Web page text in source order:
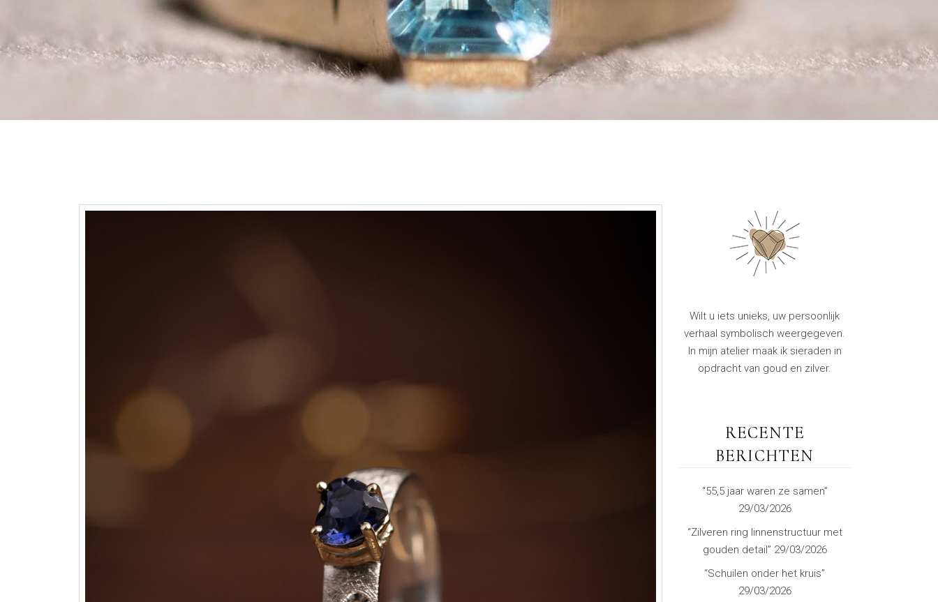
Wilt u iets unieks, uw persoonlijk
verhaal symbolisch weergegeven.
In mijn atelier maak ik sieraden in
opdracht van goud en zilver.
RECENTE
BERICHTEN
“55,5 jaar waren ze samen”
29/03/2026
“Zilveren ring linnenstructuur met
gouden detail” 29/03/2026
“Schuilen onder het kruis”
29/03/2026